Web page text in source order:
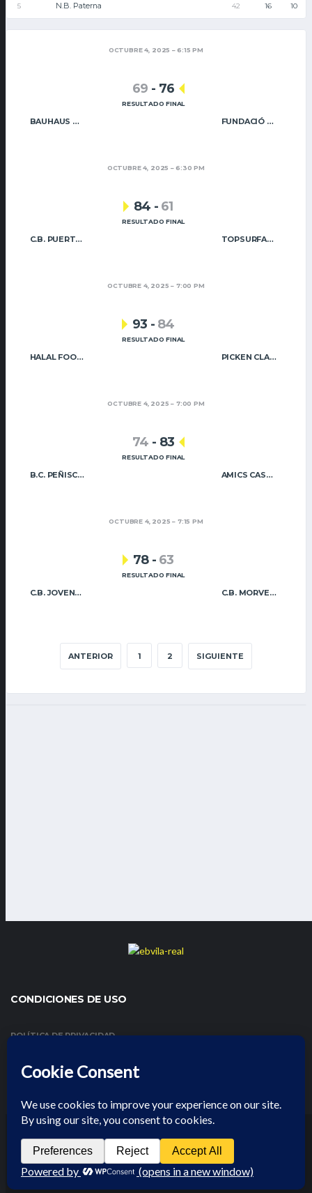
5 N.B. Paterna 42 16 10
OCTUBRE 4, 2025 6:15 PM
BAUHAUS GODELLA FUNDACIÓ CAIXA RURAL VILA-REAL
69 - 76
RESULTADO FINAL
OCTUBRE 4, 2025 6:30 PM
C.B. PUERTO SAGUNTO TOPSURFACE NB PATERNA
84 - 61
RESULTADO FINAL
OCTUBRE 4, 2025 7:00 PM
HALAL FOOD QUALITY UIXÓ BÀSQUET PICKEN CLARET
93 - 84
RESULTADO FINAL
OCTUBRE 4, 2025 7:00 PM
B.C. PEÑISCOLA AMICS CASTELLÓ B
74 - 83
RESULTADO FINAL
OCTUBRE 4, 2025 7:15 PM
C.B. JOVENS ALMÀSSERA C.B. MORVEDRE
78 - 63
RESULTADO FINAL
ANTERIOR 1 2 SIGUIENTE
CONDICIONES DE USO
POLÍTICA DE PRIVACIDAD
POLÍTICA DE COOKIES
EBV 2025 | ALL RIGHTS RESERVED
POLÍTICA DE PRIVACIDAD CONDICIONES DE USO Y AVISO LEGAL
POLÍTICA DE COOKIES